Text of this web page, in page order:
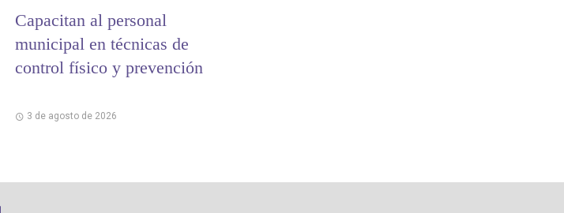
Capacitan al personal
municipal en técnicas de
control físico y prevención
3 de agosto de 2026